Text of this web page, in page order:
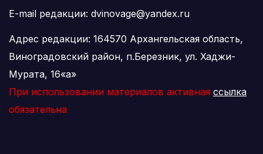
E-mail редакции: dvinovage@yandex.ru
Адрес редакции: 164570 Архангельская область,
Виноградовский район, п.Березник, ул. Хаджи-
Мурата, 16«а»
При использовании материалов активная ссылка
обязательна